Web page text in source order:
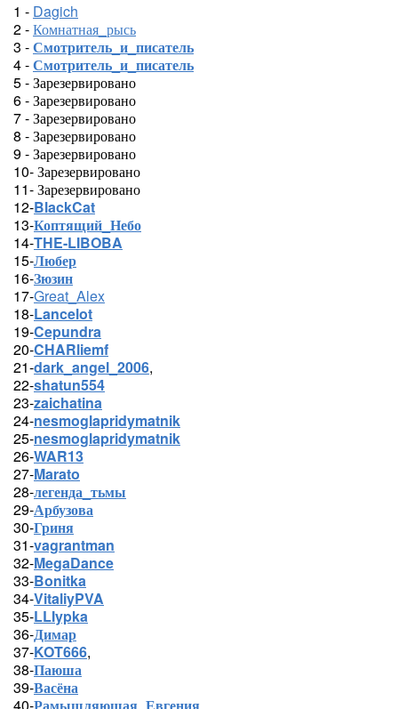
1 - Dagich
2 -Комнатная_рысь
3 -Смотритель_и_писатель
4 -Смотритель_и_писатель
5 - Зарезервировано
6 - Зарезервировано
7 - Зарезервировано
8 - Зарезервировано
9 - Зарезервировано
10- Зарезервировано
11- Зарезервировано
12-BlackCat
13-Коптящий_Небо
14-THE-LIBOBA
15-Любер
16-Зюзин
17-Great_Alex
18-Lancelot
19-Cepundra
20-CHARliemf
21-dark_angel_2006,
22-shatun554
23-zaichatina
24-nesmoglapridymatnik
25-nesmoglapridymatnik
26-WAR13
27-Marato
28-легенда_тьмы
29-Арбузова
30-Гриня
31-vagrantman
32-MegaDance
33-Bonitka
34-VitaliyPVA
35-LLIypka
36-Димар
37-KOT666,
38-Паюша
39-Васёна